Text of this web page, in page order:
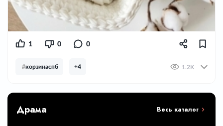
1 0 0
#корзинаспб +4 1.2K
Драма Весь каталог